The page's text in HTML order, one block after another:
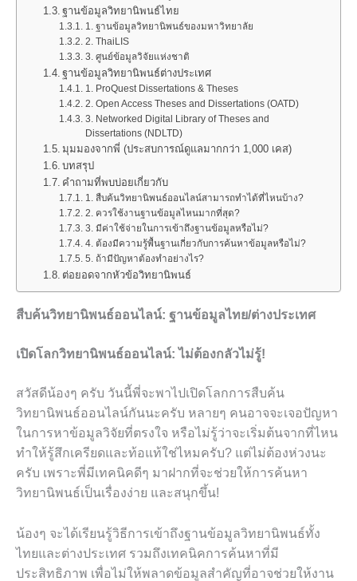
ฐานข้อมูลวิทยานิพนธ์ไทย
1. ฐานข้อมูลวิทยานิพนธ์ของมหาวิทยาลัย
2. ThaiLIS
3. ศูนย์ข้อมูลวิจัยแห่งชาติ
ฐานข้อมูลวิทยานิพนธ์ต่างประเทศ
1. ProQuest Dissertations & Theses
2. Open Access Theses and Dissertations (OATD)
3. Networked Digital Library of Theses and
Dissertations (NDLTD)
มุมมองจากพี่ (ประสบการณ์ดูแลมากกว่า 1,000 เคส)
บทสรุป
คำถามที่พบบ่อยเกี่ยวกับ
1. สืบค้นวิทยานิพนธ์ออนไลน์สามารถทำได้ที่ไหนบ้าง?
2. ควรใช้งานฐานข้อมูลไหนมากที่สุด?
3. มีค่าใช้จ่ายในการเข้าถึงฐานข้อมูลหรือไม่?
4. ต้องมีความรู้พื้นฐานเกี่ยวกับการค้นหาข้อมูลหรือไม่?
5. ถ้ามีปัญหาต้องทำอย่างไร?
ต่อยอดจากหัวข้อวิทยานิพนธ์
สืบค้นวิทยานิพนธ์ออนไลน์: ฐานข้อมูลไทย/ต่างประเทศ
เปิดโลกวิทยานิพนธ์ออนไลน์: ไม่ต้องกลัวไม่รู้!
สวัสดีน้องๆ ครับ วันนี้พี่จะพาไปเปิดโลกการสืบค้น
วิทยานิพนธ์ออนไลน์กันนะครับ หลายๆ คนอาจจะเจอปัญหา
ในการหาข้อมูลวิจัยที่ตรงใจ หรือไม่รู้ว่าจะเริ่มต้นจากที่ไหน
ทำให้รู้สึกเครียดและท้อแท้ใช่ไหมครับ? แต่ไม่ต้องห่วงนะ
ครับ เพราะพี่มีเทคนิคดีๆ มาฝากที่จะช่วยให้การค้นหา
วิทยานิพนธ์เป็นเรื่องง่าย และสนุกขึ้น!
น้องๆ จะได้เรียนรู้วิธีการเข้าถึงฐานข้อมูลวิทยานิพนธ์ทั้ง
ไทยและต่างประเทศ รวมถึงเทคนิคการค้นหาที่มี
ประสิทธิภาพ เพื่อไม่ให้พลาดข้อมูลสำคัญที่อาจช่วยให้งาน